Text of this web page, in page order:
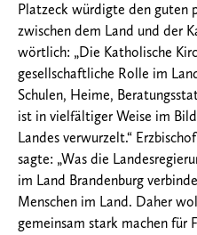
Platzeck würdigte den guten
zwischen dem Land und der
wörtlich: „Die Katholische
gesellschaftliche Rolle im
Schulen, Heime,
ist in vielfältiger Weise im
Landes verwurzelt.“
sagte: „Was die
im Land Brandenburg
Menschen im Land. Daher
gemeinsam stark machen für